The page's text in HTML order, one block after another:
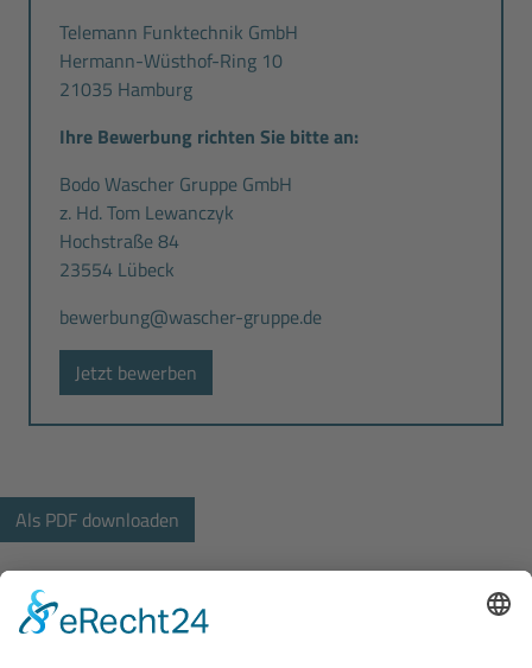
Telemann Funktechnik GmbH
Hermann-Wüsthof-Ring 10
21035 Hamburg
Ihre Bewerbung richten Sie bitte an:
Bodo Wascher Gruppe GmbH
z. Hd. Tom Lewanczyk
Hochstraße 84
23554 Lübeck
bewerbung@wascher-gruppe.de
Jetzt bewerben